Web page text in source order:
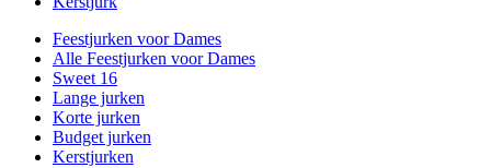
Feestjurken voor Dames
Alle Feestjurken voor Dames
Sweet 16
Lange jurken
Korte jurken
Budget jurken
Kerstjurken